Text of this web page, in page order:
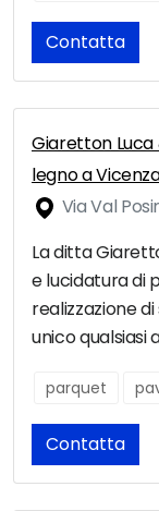
Contatta
Giaretton
legno a
Via Val
La ditta
e lucidatura di
realizzazione
unico qualsiasi
parquet
Contatta